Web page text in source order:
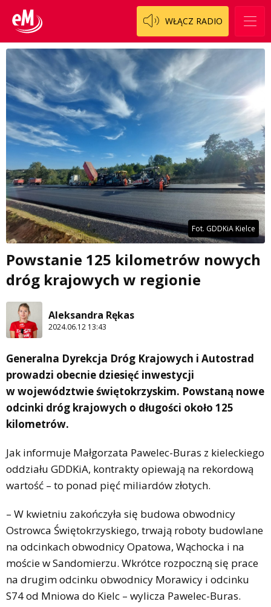
WŁĄCZ RADIO
Fot. GDDKiA Kielce
Powstanie 125 kilometrów nowych
dróg krajowych w regionie
Aleksandra Rękas
2024.06.12 13:43
Generalna Dyrekcja Dróg Krajowych i Autostrad
prowadzi obecnie dziesięć inwestycji
w województwie świętokrzyskim. Powstaną nowe
odcinki dróg krajowych o długości około 125
kilometrów.
Jak informuje Małgorzata Pawelec-Buras z kieleckiego
oddziału GDDKiA, kontrakty opiewają na rekordową
wartość – to ponad pięć miliardów złotych.
– W kwietniu zakończyła się budowa obwodnicy
Ostrowca Świętokrzyskiego, trwają roboty budowlane
na odcinkach obwodnicy Opatowa, Wąchocka i na
moście w Sandomierzu. Wkrótce rozpoczną się prace
na drugim odcinku obwodnicy Morawicy i odcinku
S74 od Mniowa do Kielc – wylicza Pawelec-Buras.